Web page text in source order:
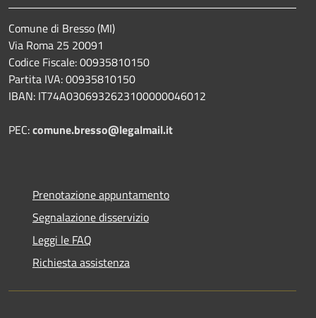
Comune di Bresso (MI)
Via Roma 25 20091
Codice Fiscale: 00935810150
Partita IVA: 00935810150
IBAN: IT74A0306932623100000046012
PEC:comune.bresso@legalmail.it
Prenotazione appuntamento
Segnalazione disservizio
Leggi le FAQ
Richiesta assistenza